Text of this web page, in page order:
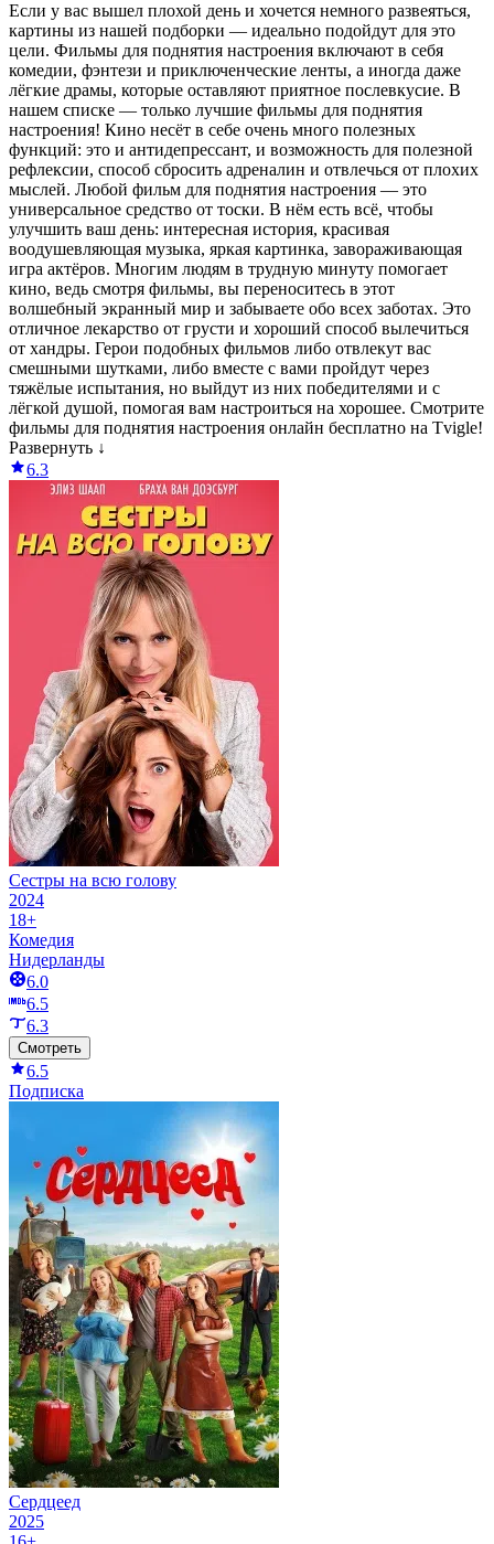
Если у вас вышел плохой день и хочется немного развеяться,
картины из нашей подборки — идеально подойдут для это
цели. Фильмы для поднятия настроения включают в себя
комедии, фэнтези и приключенческие ленты, а иногда даже
лёгкие драмы, которые оставляют приятное послевкусие. В
нашем списке — только лучшие фильмы для поднятия
настроения! Кино несёт в себе очень много полезных
функций: это и антидепрессант, и возможность для полезной
рефлексии, способ сбросить адреналин и отвлечься от плохих
мыслей. Любой фильм для поднятия настроения — это
универсальное средство от тоски. В нём есть всё, чтобы
улучшить ваш день: интересная история, красивая
воодушевляющая музыка, яркая картинка, завораживающая
игра актёров. Многим людям в трудную минуту помогает
кино, ведь смотря фильмы, вы переноситесь в этот
волшебный экранный мир и забываете обо всех заботах. Это
отличное лекарство от грусти и хороший способ вылечиться
от хандры. Герои подобных фильмов либо отвлекут вас
смешными шутками, либо вместе с вами пройдут через
тяжёлые испытания, но выйдут из них победителями и с
лёгкой душой, помогая вам настроиться на хорошее. Смотрите
фильмы для поднятия настроения онлайн бесплатно на Tvigle!
Развернуть ↓
6.3
Сестры на всю голову
2024
18+
Комедия
Нидерланды
6.0
6.5
6.3
Смотреть
6.5
Подписка
Сердцеед
2025